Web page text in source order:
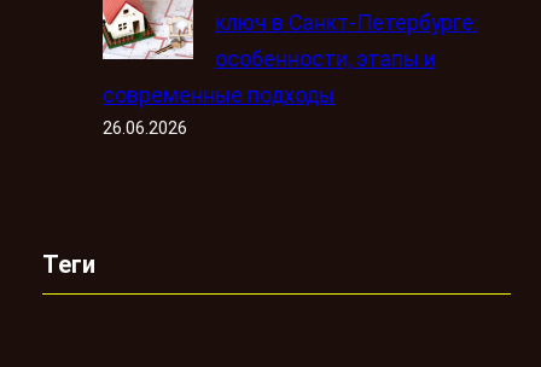
ключ в Санкт-Петербурге:
особенности, этапы и
современные подходы
26.06.2026
Теги